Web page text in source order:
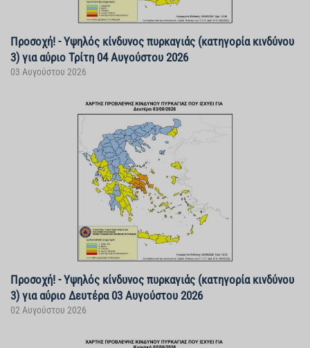
Προσοχή! - Υψηλός κίνδυνος πυρκαγιάς (κατηγορία κινδύνου
3) για αύριο Τρίτη 04 Αυγούστου 2026
03 Αυγούστου 2026
Προσοχή! - Υψηλός κίνδυνος πυρκαγιάς (κατηγορία κινδύνου
3) για αύριο Δευτέρα 03 Αυγούστου 2026
02 Αυγούστου 2026